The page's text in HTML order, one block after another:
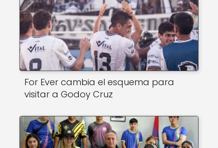
For Ever cambia el esquema para
visitar a Godoy Cruz